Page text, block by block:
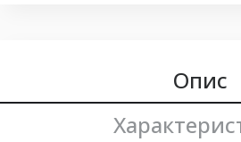
Опис